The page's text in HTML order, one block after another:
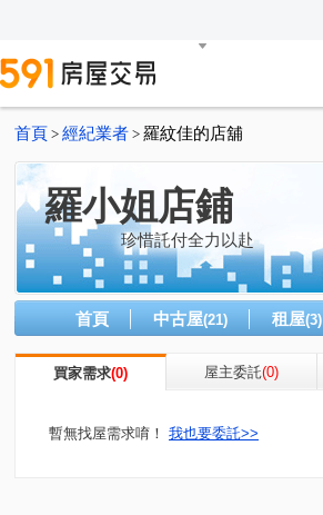
首頁 > 經紀業者 > 羅紋佳的店舖
羅小姐店鋪
珍惜託付全力以赴
首頁 中古屋(21) 租屋(3)
買家需求(0) 屋主委託(0)
暫無找屋需求唷！ 我也要委託>>